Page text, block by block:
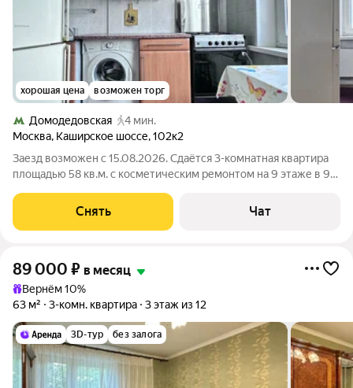
хорошая цена возможен торг
Домодедовская
4 мин.
Москва, Каширское шоссе,102к2
Заезд возможен с 15.08.2026. Сдаётся 3-комнатная квартира
площадью 58 кв.м. с косметическим ремонтом на 9 этаже в 9-
Дом - панельный. В
Снять Чат
89 000 ₽ в месяц
Вернём 10%
63 м²
3-комн. квартира 3 этаж из 12
3D-тур без залога